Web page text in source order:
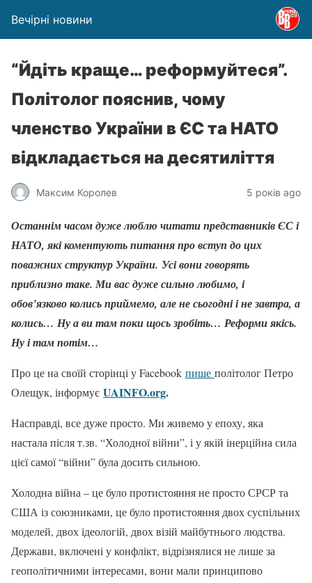
Вечірні новини
“Йдіть краще… реформуйтеся”.
Політолог пояснив, чому
членство України в ЄС та НАТО
відкладається на десятиліття
Максим Королев 5 років ago
Останнім часом дуже люблю читати представників ЄС і
НАТО, які коментують питання про вступ до цих
поважних структур України. Усі вони говорять
приблизно таке. Ми вас дуже сильно любимо, і
обов’язково колись приймемо, але не сьогодні і не завтра, а
колись… Ну а ви там поки щось зробіть… Реформи якісь.
Ну і там потім…
Про це на своїй сторінці у Facebook пише політолог Петро
Олещук, інформує UAINFO.org.
Насправді, все дуже просто. Ми живемо у епоху, яка
настала після т.зв. “Холодної війни”, і у якій інерційна сила
цієї самої “війни” була досить сильною.
Холодна війна – це було протистояння не просто СРСР та
США із союзниками, це було протистояння двох суспільних
моделей, двох ідеологій, двох візій майбутнього людства.
Держави, включені у конфлікт, відрізнялися не лише за
геополітичними інтересами, вони мали принципово